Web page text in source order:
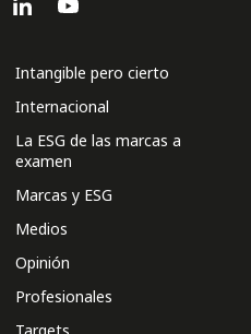
Intangible pero cierto
Internacional
La ESG de las marcas a
examen
Marcas y ESG
Medios
Opinión
Profesionales